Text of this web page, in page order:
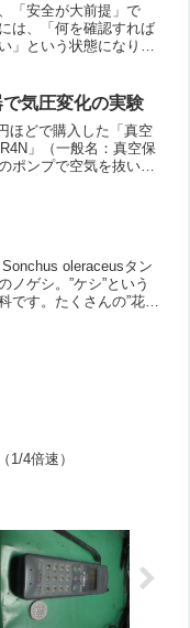
「安全が大前提」で
は、「何を確認すれば
」という状態になりが
。■結論：安全は3つの
・実験...
気圧変化の実験
ほどで購入した「真空
」（一般名：真空保
ポンプで空気を抜いて
oleraceusタン
ノゲシ。”ケシ”という
です。たくさんの”花び
1/4倍速）